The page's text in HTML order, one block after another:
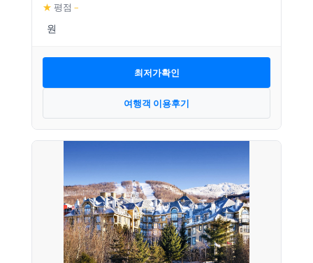
★ 평점 –
최저가확인
여행객 이용후기